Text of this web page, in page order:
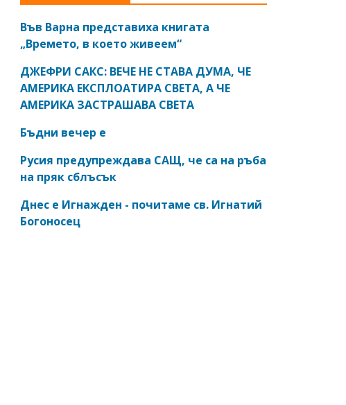
Във Варна представиха книгата
„Времето, в което живеем“
ДЖЕФРИ САКС: ВЕЧЕ НЕ СТАВА ДУМА, ЧЕ
АМЕРИКА ЕКСПЛОАТИРА СВЕТА, А ЧЕ
АМЕРИКА ЗАСТРАШАВА СВЕТА
Бъдни вечер е
Русия предупреждава САЩ, че са на ръба
на пряк сблъсък
Днес е Игнажден - почитаме св. Игнатий
Богоносец